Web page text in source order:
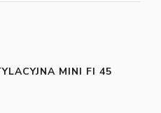
MINI FI 45